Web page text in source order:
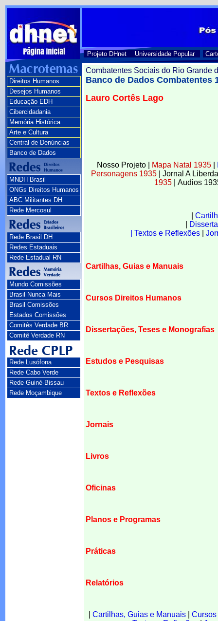
Projeto DHnet Universidade Popular
Direitos Humanos
Desejos Humanos
Educação EDH
Cibercidadania
Memória Histórica
Arte e Cultura
Central de Denúncias
Banco de Dados
MNDH Brasil
ONGs Direitos Humanos
ABC Militantes DH
Rede Mercosul
Rede Brasil DH
Redes Estaduais
Rede Estadual RN
Mundo Comissões
Brasil Nunca Mais
Brasil Comissões
Estados Comissões
Comitês Verdade BR
Comitê Verdade RN
Rede Lusófona
Rede Cabo Verde
Rede Guiné-Bissau
Rede Moçambique
Combatentes Sociais do Rio Grande
Banco de Dados Combatentes
Lauro Cortês Lago
Nosso Projeto Mapa Natal 1935
Personagens 1935
Jornal A
1935
Audios
| Textos e Reflexões
Cartilhas, Guias e Manuais
Cursos Direitos Humanos
Dissertações, Teses e Monografias
Estudos e Pesquisas
Textos e Reflexões
Jornais
Livros
Oficinas
Planos e Programas
Práticas
Relatórios
Cartilhas, Guias e Manuais|